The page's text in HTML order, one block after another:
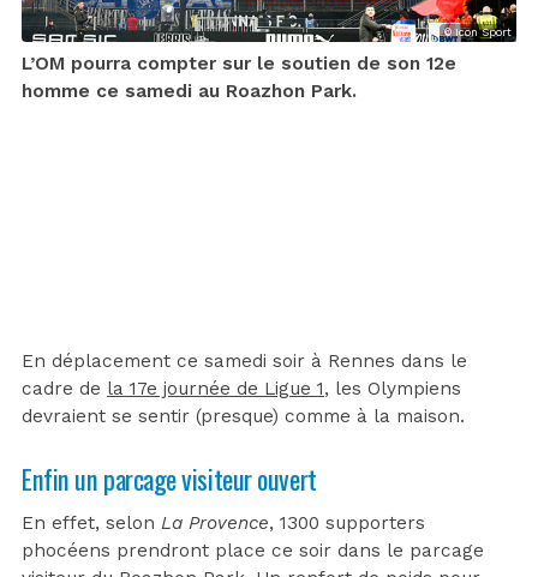
© Icon Sport
L’OM pourra compter sur le soutien de son 12e
homme ce samedi au Roazhon Park.
En déplacement ce samedi soir à Rennes dans le
cadre de la 17e journée de Ligue 1, les Olympiens
devraient se sentir (presque) comme à la maison.
Enfin un parcage visiteur ouvert
En effet, selon La Provence, 1300 supporters
phocéens prendront place ce soir dans le parcage